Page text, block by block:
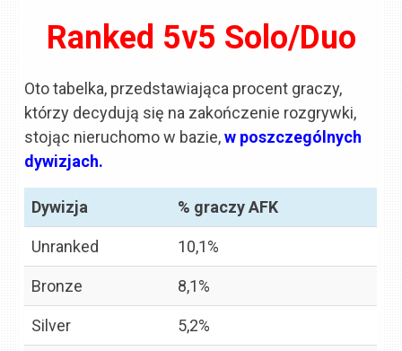
Ranked 5v5 Solo/Duo
Oto tabelka, przedstawiająca procent graczy,
którzy decydują się na zakończenie rozgrywki,
stojąc nieruchomo w bazie,w poszczególnych
dywizjach.
Dywizja % graczy AFK
Unranked 10,1%
Bronze 8,1%
Silver 5,2%